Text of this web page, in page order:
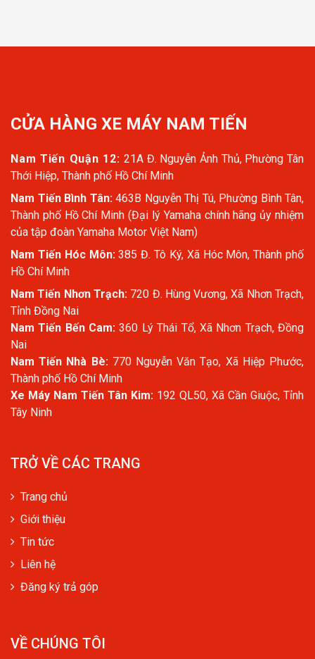
CỬA HÀNG XE MÁY NAM TIẾN
Nam Tiến Quận 12: 21A Đ. Nguyễn Ảnh Thủ, Phường Tân
Thới Hiệp, Thành phố Hồ Chí Minh
Nam Tiến Bình Tân:463B Nguyễn Thị Tú, Phường Bình Tân,
Thành phố Hồ Chí Minh (Đại lý Yamaha chính hãng ủy nhiệm
của tập đoàn Yamaha Motor Việt Nam)
Nam Tiến Hóc Môn:385 Đ. Tô Ký, Xã Hóc Môn, Thành phố
Hồ Chí Minh
Nam Tiến Nhơn Trạch:720 Đ. Hùng Vương, Xã Nhơn Trạch,
Tỉnh Đồng Nai
Nam Tiến Bến Cam: 360 Lý Thái Tổ, Xã Nhơn Trạch, Đồng
Nai
Nam Tiến Nhà Bè: 770 Nguyễn Văn Tạo, Xã Hiệp Phước,
Thành phố Hồ Chí Minh
Xe Máy Nam Tiến Tân Kim: 192 QL50, Xã Cần Giuộc, Tỉnh
Tây Ninh
TRỞ VỀ CÁC TRANG
Trang chủ
Giới thiệu
Tin tức
Liên hệ
Đăng ký trả góp
VỀ CHÚNG TÔI